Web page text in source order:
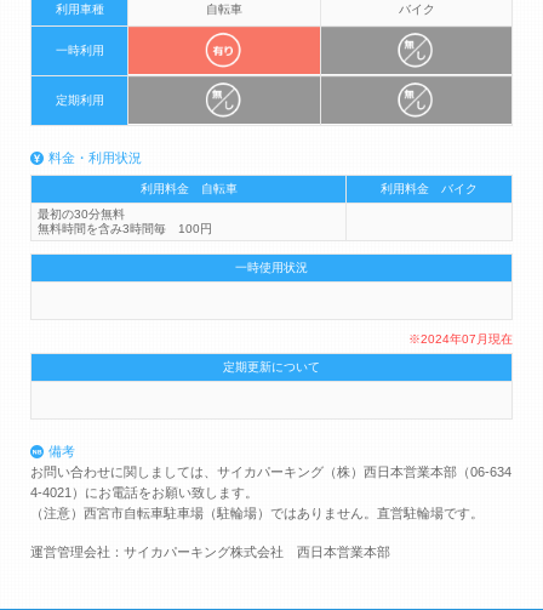
利用車種 自転車 バイク
一時利用
定期利用
料金・利用状況
利用料金 自転車
利用料金 バイク
最初の30分無料
無料時間を含み3時間毎 100円
一時使用状況
※2024年07月現在
定期更新について
備考
お問い合わせに関しましては、サイカパーキング（株）西日本営業本部（06-634
4-4021）にお電話をお願い致します。
（注意）西宮市自転車駐車場（駐輪場）ではありません。直営駐輪場です。
運営管理会社：サイカパーキング株式会社 西日本営業本部